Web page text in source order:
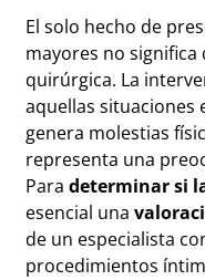
El solo hecho de
mayores no significa
quirúrgica. La
aquellas situaciones
genera molestias
representa una
Para determinar si
esencial una
de un especialista
procedimientos